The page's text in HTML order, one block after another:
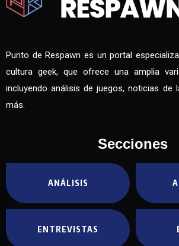
Punto de Respawn es un portal
cultura geek, que ofrece una amplia
incluyendo análisis de juegos, noticias de
más.
Secciones
ANÁLISIS
ENTREVISTAS